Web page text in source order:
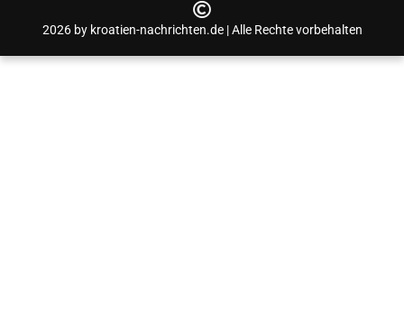
2026 by kroatien-nachrichten.de | Alle Rechte vorbehalten